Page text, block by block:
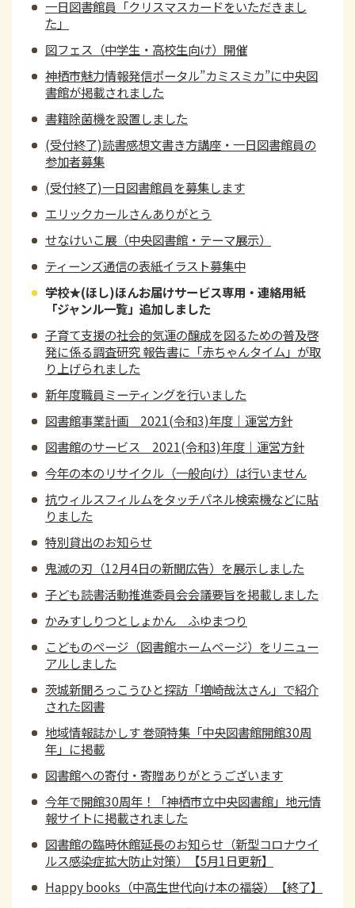
一日図書館員「クリスマスカードをいただきまし
た」
図フェス（中学生・高校生向け）開催
神栖市魅力情報発信ポータル”カミスミカ”に中央図
書館が掲載されました
書籍除菌機を設置しました
(受付終了)読書感想文書き方講座・一日図書館員の
参加者募集
(受付終了)一日図書館員を募集します
エリックカールさんありがとう
せなけいこ展（中央図書館・テーマ展示）
ティーンズ通信の表紙イラスト募集中
学校★(ほし)ほんお届けサービス専用・連絡用紙
「ジャンル一覧」追加しました
子育て支援の社会的気運の醸成を図るための普及啓
発に係る調査研究 報告書に「赤ちゃんタイム」が取
り上げられました
新年度職員ミーティングを行いました
図書館事業計画 2021(令和3)年度｜運営方針
図書館のサービス 2021(令和3)年度｜運営方針
今年の本のリサイクル（一般向け）は行いません
抗ウィルスフィルムをタッチパネル検索機などに貼
りました
特別貸出のお知らせ
鬼滅の刃（12月4日の新聞広告）を展示しました
子ども読書活動推進委員会会議要旨を掲載しました
かみすしりつとしょかん ふゆまつり
こどものページ（図書館ホームページ）をリニュー
アルしました
茨城新聞ろっこうひと探訪「増崎哉汰さん」で紹介
された図書
地域情報誌かしす 巻頭特集「中央図書館開館30周
年」に掲載
図書館への寄付・寄贈ありがとうございます
今年で開館30周年！「神栖市立中央図書館」地元情
報サイトに掲載されました
図書館の臨時休館延長のお知らせ（新型コロナウイ
ルス感染症拡大防止対策）【5月1日更新】
Happy books（中高生世代向け本の福袋）【終了】